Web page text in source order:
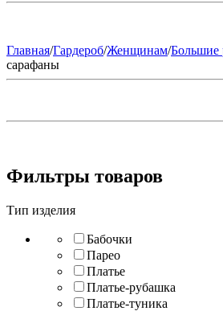
Главная/Гардероб/Женщинам/Большие
сарафаны
Фильтры товаров
Тип изделия
Бабочки
Парео
Платье
Платье-рубашка
Платье-туника